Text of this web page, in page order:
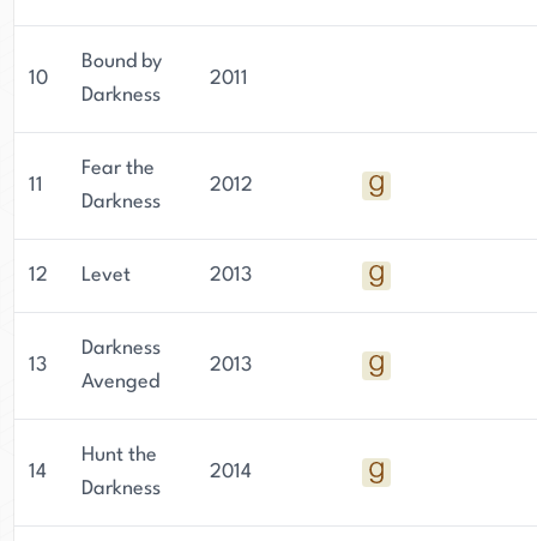
10
Bound by
Darkness
2011
11
Fear the
Darkness
2012
12 Levet 2013
13
Darkness
Avenged
2013
14
Hunt the
Darkness
2014